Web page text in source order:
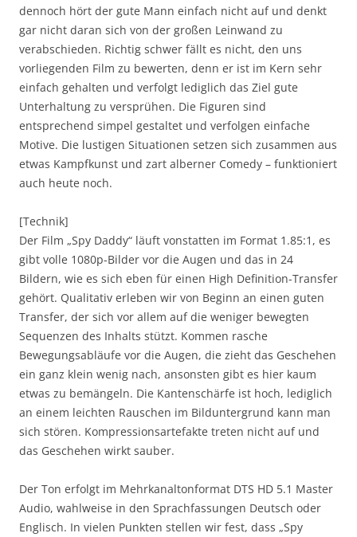
dennoch hört der gute Mann einfach nicht auf und denkt
gar nicht daran sich von der großen Leinwand zu
verabschieden. Richtig schwer fällt es nicht, den uns
vorliegenden Film zu bewerten, denn er ist im Kern sehr
einfach gehalten und verfolgt lediglich das Ziel gute
Unterhaltung zu versprühen. Die Figuren sind
entsprechend simpel gestaltet und verfolgen einfache
Motive. Die lustigen Situationen setzen sich zusammen aus
etwas Kampfkunst und zart alberner Comedy – funktioniert
auch heute noch.
[Technik]
Der Film „Spy Daddy“ läuft vonstatten im Format 1.85:1, es
gibt volle 1080p-Bilder vor die Augen und das in 24
Bildern, wie es sich eben für einen High Definition-Transfer
gehört. Qualitativ erleben wir von Beginn an einen guten
Transfer, der sich vor allem auf die weniger bewegten
Sequenzen des Inhalts stützt. Kommen rasche
Bewegungsabläufe vor die Augen, die zieht das Geschehen
ein ganz klein wenig nach, ansonsten gibt es hier kaum
etwas zu bemängeln. Die Kantenschärfe ist hoch, lediglich
an einem leichten Rauschen im Bilduntergrund kann man
sich stören. Kompressionsartefakte treten nicht auf und
das Geschehen wirkt sauber.
Der Ton erfolgt im Mehrkanaltonformat DTS HD 5.1 Master
Audio, wahlweise in den Sprachfassungen Deutsch oder
Englisch. In vielen Punkten stellen wir fest, dass „Spy